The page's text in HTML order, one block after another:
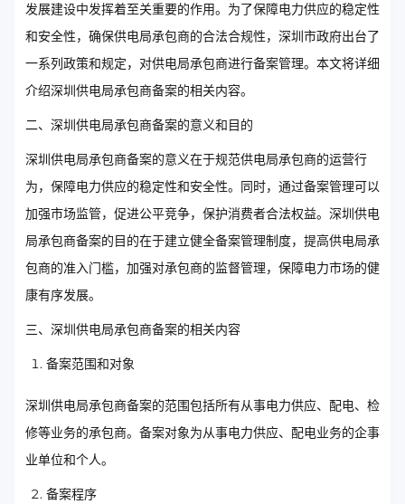
发展建设中发挥着至关重要的作用。为了保障电力供应的稳定性
和安全性，确保供电局承包商的合法合规性，深圳市政府出台了
一系列政策和规定，对供电局承包商进行备案管理。本文将详细
介绍深圳供电局承包商备案的相关内容。
二、深圳供电局承包商备案的意义和目的
深圳供电局承包商备案的意义在于规范供电局承包商的运营行
为，保障电力供应的稳定性和安全性。同时，通过备案管理可以
加强市场监管，促进公平竞争，保护消费者合法权益。深圳供电
局承包商备案的目的在于建立健全备案管理制度，提高供电局承
包商的准入门槛，加强对承包商的监督管理，保障电力市场的健
康有序发展。
三、深圳供电局承包商备案的相关内容
备案范围和对象
深圳供电局承包商备案的范围包括所有从事电力供应、配电、检
修等业务的承包商。备案对象为从事电力供应、配电业务的企事
业单位和个人。
备案程序